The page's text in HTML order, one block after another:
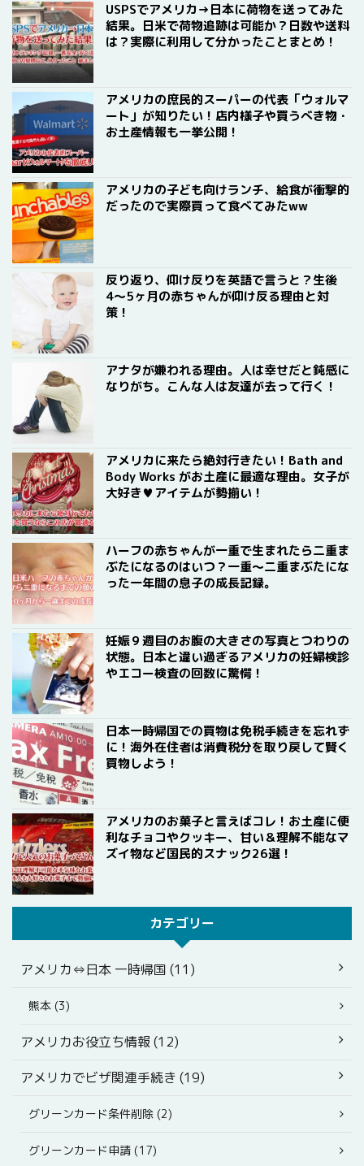
USPSでアメリカ→日本に荷物を送ってみた
結果。日米で荷物追跡は可能か？日数や送料
は？実際に利用して分かったことまとめ！
アメリカの庶民的スーパーの代表「ウォルマ
ート」が知りたい！店内様子や買うべき物・
お土産情報も一挙公開！
アメリカの子ども向けランチ、給食が衝撃的
だったので実際買って食べてみたww
反り返り、仰け反りを英語で言うと？生後
4〜5ヶ月の赤ちゃんが仰け反る理由と対
策！
アナタが嫌われる理由。人は幸せだと鈍感に
なりがち。こんな人は友達が去って行く！
アメリカに来たら絶対行きたい！Bath and
Body Works がお土産に最適な理由。女子が
大好き♥アイテムが勢揃い！
ハーフの赤ちゃんが一重で生まれたら二重ま
ぶたになるのはいつ？一重〜二重まぶたにな
った一年間の息子の成長記録。
妊娠９週目のお腹の大きさの写真とつわりの
状態。日本と違い過ぎるアメリカの妊婦検診
やエコー検査の回数に驚愕！
日本一時帰国での買物は免税手続きを忘れず
に！海外在住者は消費税分を取り戻して賢く
買物しよう！
アメリカのお菓子と言えばコレ！お土産に便
利なチョコやクッキー、甘い＆理解不能なマ
ズイ物など国民的スナック26選！
カテゴリー
アメリカ⇔日本 一時帰国 (11)
熊本 (3)
アメリカお役立ち情報 (12)
アメリカでビザ関連手続き (19)
グリーンカード条件削除 (2)
グリーンカード申請 (17)